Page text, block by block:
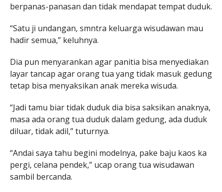
berpanas-panasan dan tidak mendapat tempat duduk.
“Satu ji undangan, smntra keluarga wisudawan mau
hadir semua,” keluhnya.
Dia pun menyarankan agar panitia bisa menyediakan
layar tancap agar orang tua yang tidak masuk gedung
tetap bisa menyaksikan anak mereka wisuda.
“Jadi tamu biar tidak duduk dia bisa saksikan anaknya,
masa ada orang tua duduk dalam gedung, ada duduk
diluar, tidak adil,” tuturnya.
“Andai saya tahu begini modelnya, pake baju kaos ka
pergi, celana pendek,” ucap orang tua wisudawan
sambil bercanda.